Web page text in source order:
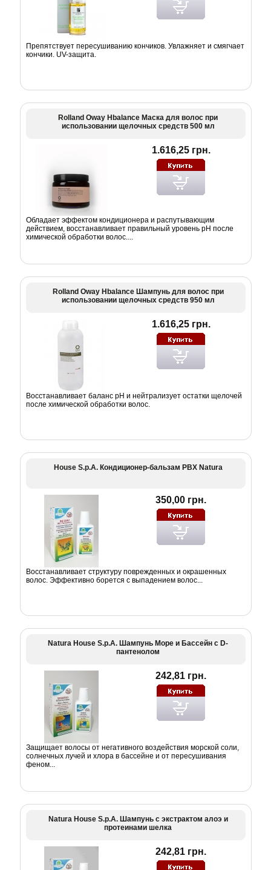
Препятствует пересушиванию кончиков. Увлажняет и смягчает
кончики. UV-защита.
Rolland Oway Hbalance Маска для волос при
использовании щелочных средств 500 мл
1.616,25 грн.
Обладает эффектом кондиционера и распутывающим
действием, восстанавливает правильный уровень pH после
химической обработки волос....
Rolland Oway Hbalance Шампунь для волос при
использовании щелочных средств 950 мл
1.616,25 грн.
Восстанавливает баланс pH и нейтрализует остатки щелочей
после химической обработки волос.
House S.p.A. Кондиционер-бальзам РВХ Natura
350,00 грн.
Восстанавливает структуру поврежденных и окрашенных
волос. Эффективно борется с выпадением волос...
Natura House S.p.A. Шампунь Море и Бассейн с D-
пантенолом
242,81 грн.
Защищает волосы от негативного воздействия морской соли,
солнечных лучей и хлора в бассейне и от пересушивания
феном...
Natura House S.p.A. Шампунь с экстрактом алоэ и
протеинами шелка
242,81 грн.